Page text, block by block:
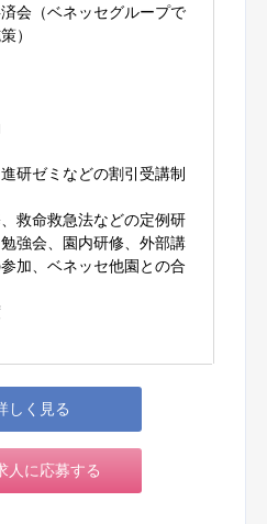
会（ベネッセグループで
）
研ゼミなどの割引受講制
救命救急法などの定例研
強会、園内研修、外部講
加、ベネッセ他園との合
しく見る
人に応募する